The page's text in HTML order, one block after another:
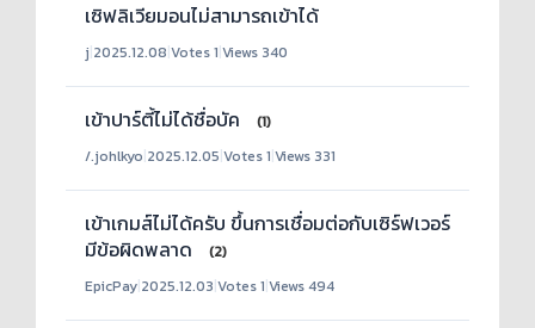
เซิฟลิเวียมอนไม่สามารถเข้าได้
j|2025.12.08|Votes 1|Views 340
เข้าปาร์ตี้ไม่ได้ชื่อบัค
(1)
/.johlkyo|2025.12.05|Votes 1|Views 331
เข้าเกมส์ไม่ได้ครับ ขึ้นการเชื่อมต่อกับเซิร์ฟเวอร์
มีข้อผิดพลาด
(2)
EpicPay|2025.12.03|Votes 1|Views 494